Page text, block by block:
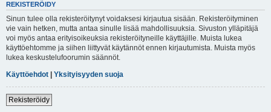
REKISTERÖIDY
Sinun tulee olla rekisteröitynyt voidaksesi kirjautua sisään. Rekisteröityminen
vie vain hetken, mutta antaa sinulle lisää mahdollisuuksia. Sivuston ylläpitäjä
voi myös antaa erityisoikeuksia rekisteröityneille käyttäjille. Muista lukea
käyttöehtomme ja siihen liittyvät käytännöt ennen kirjautumista. Muista myös
lukea keskustelufoorumin säännöt.
Käyttöehdot | Yksityisyyden suoja
Rekisteröidy